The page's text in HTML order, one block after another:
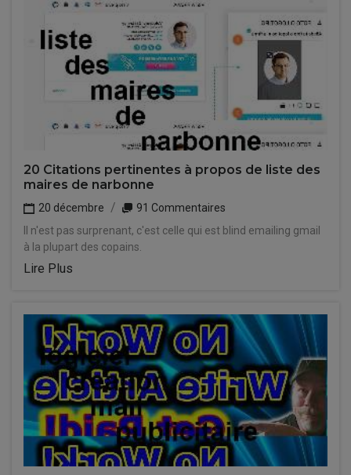
20 Citations pertinentes à propos de liste des
maires de narbonne
20 décembre
91 Commentaires
Il n'est pas surprenant, c'est celle qui est blind emailing gmail
à la plupart des copains.
Lire Plus